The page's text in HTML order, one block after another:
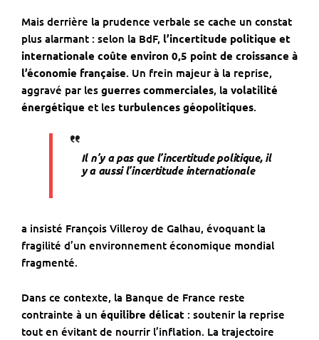
Mais derrière la prudence verbale se cache un constat
plus alarmant : selon la BdF, l’incertitude politique et
internationale coûte environ 0,5 point de croissance à
l’économie française. Un frein majeur à la reprise,
aggravé par les guerres commerciales, la volatilité
énergétique et les turbulences géopolitiques.
Il n’y a pas que l’incertitude politique, il
y a aussi l’incertitude internationale
a insisté François Villeroy de Galhau, évoquant la
fragilité d’un environnement économique mondial
fragmenté.
Dans ce contexte, la Banque de France reste
contrainte à un équilibre délicat : soutenir la reprise
tout en évitant de nourrir l’inflation. La trajectoire